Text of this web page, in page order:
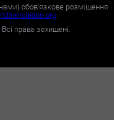
обов'язкове розміщення
.
права захищені.